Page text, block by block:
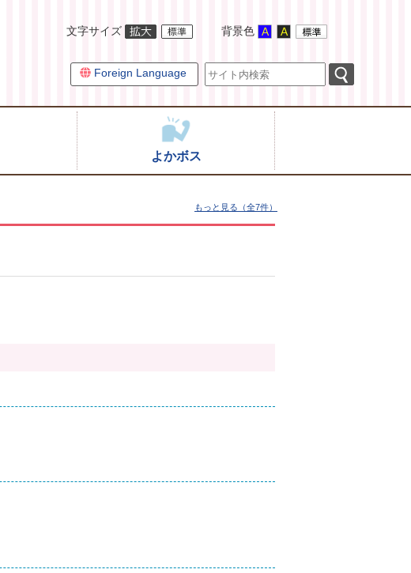
文字サイズ 背景色
Foreign Language
よかボス
もっと見る（全7件）